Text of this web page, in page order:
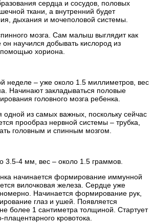
сердца и сосудов, половых
ткани, а внутренний будет
дыхания и мочеполовой системы.
мозга. Сам малыш выглядит как
научился добывать кислород из
помощью хориона.
неделе – уже около 1.5 миллиметров, вес
Начинают закладываться половые
головного мозга ребенка.
одной из самых важных, поскольку сейчас
прообраз нервной системы – трубка,
головным и спинным мозгом.
3.5-4 мм, вес – около 1.5 граммов.
начинается формирование иммунной
вилочковая железа. Сердце уже
Начинается формирование рук,
глаз и ушей. Появляется
более 1 сантиметра толщиной. Стартует
кровотока.